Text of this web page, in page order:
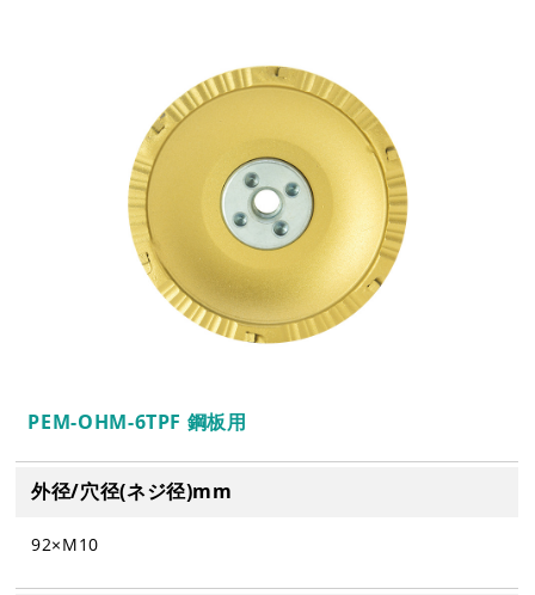
PEM-OHM-6TPF 鋼板用
外径/穴径(ネジ径)mm
92×M10